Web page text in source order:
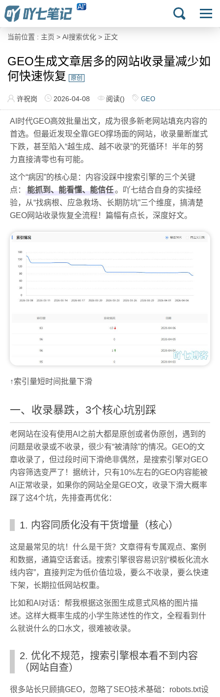
当前位置 : 主页 > AI搜索优化 > 正文
GEO生成文章居多的网站收录量减少如
何快速恢复
原创
许祝岗 2026-04-08 阅读() GEO
AI时代GEO高效批量出文，成为很多新老网站填充内容的
首选。但最近发现全靠GEO撑场面的网站，收录量断崖式
下跌，甚至陷入“越生成、越不收录”的死循环！半年的努
力直接清零也有可能。
这个“病因”的核心是：内容没踩中搜索引擎的三个关键
点：
能抓到、能看懂、能信任。吖七结合自身的实操经
验，从“找病根、应急救场、长期防坑”三个维度，搞清楚
GEO网站收录恢复全流程！篇幅有点长，深度好文。
↑索引量短时间批量下滑
一、收录暴跌，3个核心坑别踩
老网站在没有使用AI之前大都是原创或者伪原创，遇到的
问题是收录或不收录，很少有“被清除”的情况。GEO的文
章收录了，但过段时间下滑绝非偶然，是搜索引擎对GEO
内容筛选变严了！据统计，只有10%左右的GEO内容能被
AI正常收录，如果你的网站全是GEO文，收录下滑大概率
踩了这4个坑，先排查再优化：
1. 内容同质化没有干货增量（核心）
这是最常见的坑！什么是干货？文章得有专属观点、案例
和数据，通篇空话套话。搜索引擎很容易识别“模板化流水
线内容”，直接判定为低价值垃圾，要么不收录，要么快速
下架，长期拉低网站权重。
比如和AI对话：帮我根据这张图生成意式风格的图片描
述。这样大概率生成的小学生陈述性的作文，全程看到什
么就说什么的口水文，很难被收录。
2. 优化不规范，搜索引擎根本看不到内容
（网站自查）
很多站长只顾搞GEO，忽略了SEO技术基础：robots.txt设